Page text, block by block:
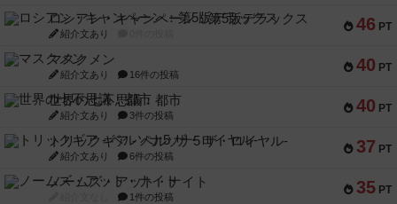
46 PT
ロシアン・キャンペーン：第5版デラックス
紹介文あり
40 PT
マスクメン
紹介文あり 16件の投稿
40 PT
世界の七不思議：都市
紹介文あり 3件の投稿
37 PT
トリックギア - ペルソナ5 ザ・ロイヤル-
紹介文あり 6件の投稿
35 PT
ノームズ・アット・ナイト
1件の投稿